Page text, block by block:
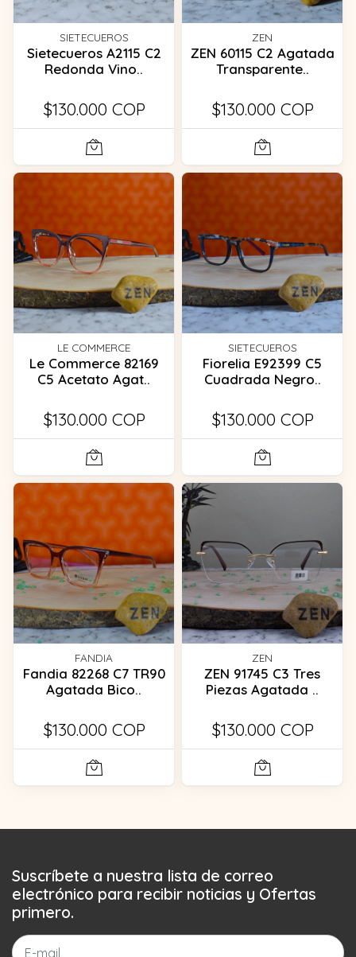
SIETECUEROS
Sietecueros A2115 C2
Redonda Vino..
$130.000 COP
ZEN
ZEN 60115 C2 Agatada
Transparente..
$130.000 COP
LE COMMERCE
Le Commerce 82169
C5 Acetato Agat..
$130.000 COP
SIETECUEROS
Fiorelia E92399 C5
Cuadrada Negro..
$130.000 COP
FANDIA
Fandia 82268 C7 TR90
Agatada Bico..
$130.000 COP
ZEN
ZEN 91745 C3 Tres
Piezas Agatada ..
$130.000 COP
Suscríbete a nuestra lista de correo
electrónico para recibir noticias y Ofertas
primero.